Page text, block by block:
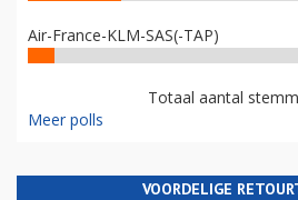
Air-France-KLM-SAS(-TAP)
Totaal aantal
Meer polls
VOORDELIGE